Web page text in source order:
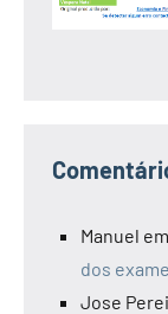
Manuel em
dos
Jose